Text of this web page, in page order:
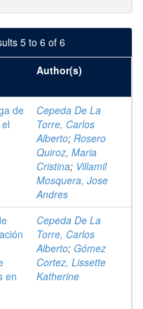
5 to 6 of 6
Author(s)
de
Cepeda De La
Torre, Carlos
Alberto; Rosero
Quiroz, Maria
Cristina; Villamil
Mosquera, Jose
Andres
en
Cepeda De La
Torre, Carlos
Alberto; Gómez
Cortez, Lissette
Katherine